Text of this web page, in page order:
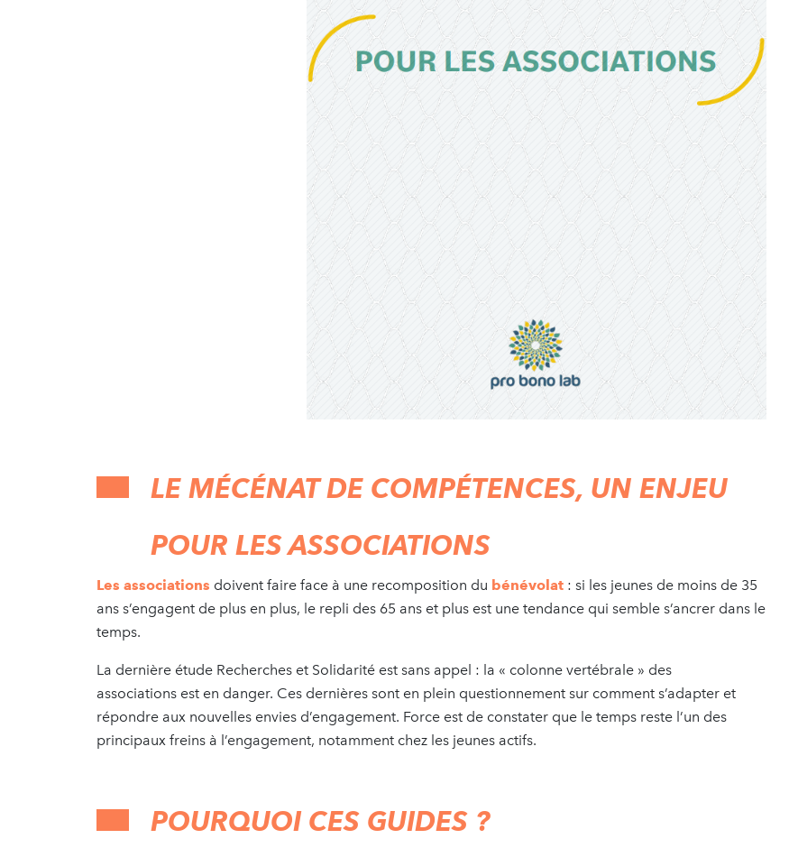
LE MÉCÉNAT DE COMPÉTENCES, UN ENJEU
POUR LES ASSOCIATIONS
Les associations doivent faire face à une recomposition du bénévolat : si les jeunes de moins de 35
ans s’engagent de plus en plus, le repli des 65 ans et plus est une tendance qui semble s’ancrer dans le
temps.
La dernière étude Recherches et Solidarité est sans appel : la « colonne vertébrale » des
associations est en danger. Ces dernières sont en plein questionnement sur comment s’adapter et
répondre aux nouvelles envies d’engagement. Force est de constater que le temps reste l’un des
principaux freins à l’engagement, notamment chez les jeunes actifs.
POURQUOI CES GUIDES ?